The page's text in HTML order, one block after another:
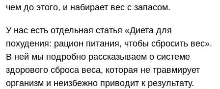
чем до этого, и набирает вес с запасом.
У нас есть отдельная статья «Диета для
похудения: рацион питания, чтобы сбросить вес».
В ней мы подробно рассказываем о системе
здорового сброса веса, которая не травмирует
организм и неизбежно приводит к результату.